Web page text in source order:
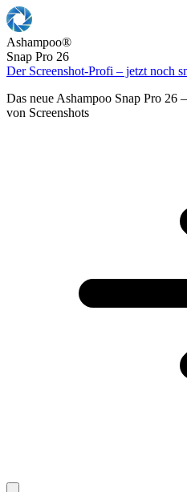
Ashampoo®
Snap Pro 26
Der Screenshot-Profi – jetzt noch
Das neue Ashampoo Snap Pro
von Screenshots